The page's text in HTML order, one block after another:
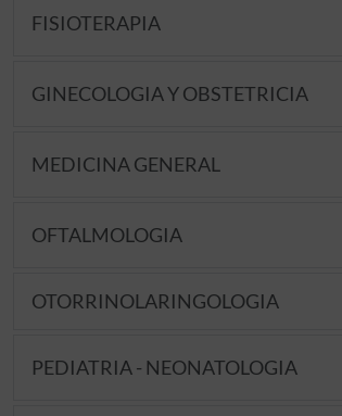
FISIOTERAPIA
GINECOLOGIA Y OBSTETRICIA
MEDICINA GENERAL
OFTALMOLOGIA
OTORRINOLARINGOLOGIA
PEDIATRIA - NEONATOLOGIA